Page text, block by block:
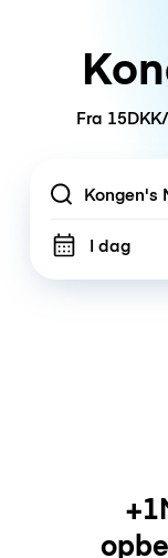
Fra
Location
I dag